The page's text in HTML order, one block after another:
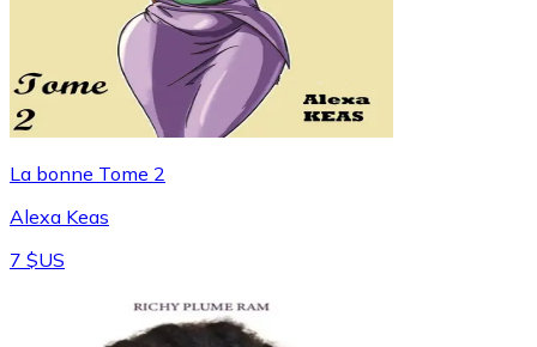
La bonne Tome 2
Alexa Keas
7 $US